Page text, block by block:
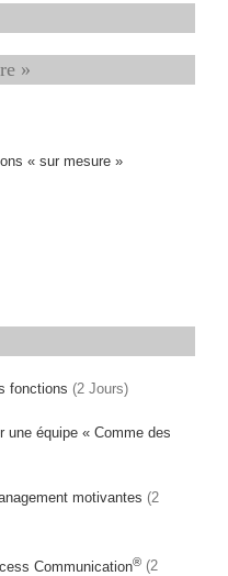
»
« sur mesure »
fonctions (2 Jours)
une équipe « Comme des
motivantes (2
Communication® (2